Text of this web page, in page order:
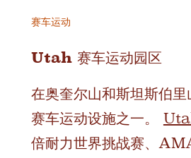
赛车运动
Utah 赛车运动园区
在奥奎尔山和斯坦斯伯
赛车运动设施之一。
倍耐力世界挑战赛、